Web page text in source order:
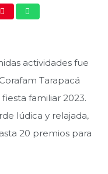
actividades fue
Tarapacá
familiar 2023.
lúdica y relajada,
20 premios para